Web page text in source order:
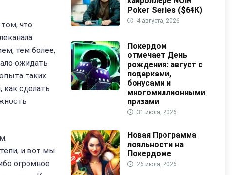
что
тем более,
ожидать
таких
как сделать
и вот мы
огромное
Poker Series ($64К)
4 августа, 2026
Покердом
отмечает День
рождения: август с
подарками,
бонусами и
многомиллионными
призами
31 июля, 2026
Новая Программа
лояльности на
Покердоме
26 июля, 2026